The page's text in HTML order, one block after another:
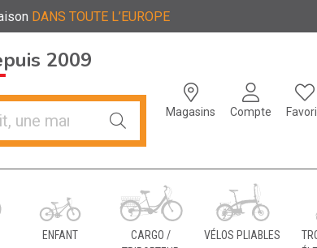
DANS TOUTE L’EUROPE
Magasins Compte
2009
ENFANT
CARGO /
VÉLOS PLIABLES